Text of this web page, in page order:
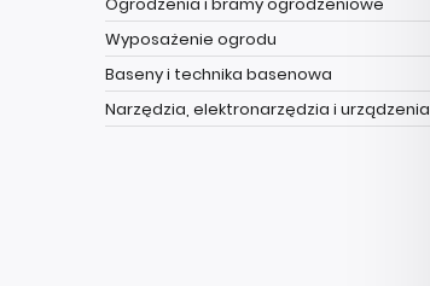
Wyposażenie ogrodu
Baseny i technika basenowa
Narzędzia, elektronarzędzia i urządzenia